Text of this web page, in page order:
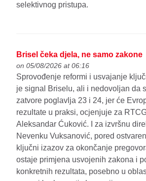
selektivnog pristupa.
Brisel čeka djela, ne samo zakone
on 05/08/2026 at 06:16
Sprovođenje reformi i usvajanje
je signal Briselu, ali i nedovoljan da
zatvore poglavlja 23 i 24, jer će
rezultate u praksi, ocjenjuje za
Aleksandar Ćuković. I za izvršnu
Nevenku Vuksanović, pored
ključni izazov za okončanje
ostaje primjena usvojenih zakona i
konkretnih rezultata, posebno u